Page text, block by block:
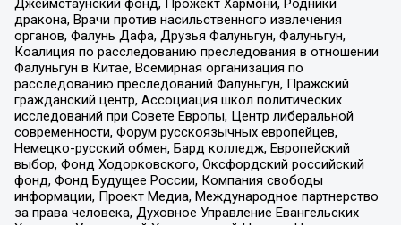
Джеймстаунский фонд, Прожект Хармони, Родники
дракона, Врачи против насильственного извлечения
органов, Фалунь Дафа, Друзья Фалуньгун, Фалуньгун,
Коалиция по расследованию преследования в отношении
Фалуньгун в Китае, Всемирная организация по
расследованию преследований Фалуньгун, Пражский
гражданский центр, Ассоциация школ политических
исследований при Совете Европы, Центр либеральной
современности, Форум русскоязычных европейцев,
Немецко-русский обмен, Бард колледж, Европейский
выбор, Фонд Ходорковского, Оксфордский российский
фонд, Фонд Будущее России, Компания свободы
информации, Проект Медиа, Международное партнерство
за права человека, Духовное Управление Евангельских